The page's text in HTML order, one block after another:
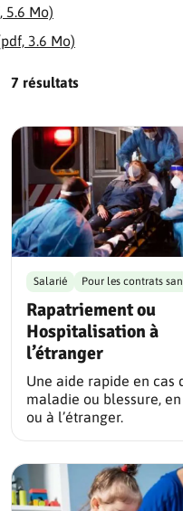
5.6 Mo)
3.6 Mo)
7 résultats
Rapatriement ou
Hospitalisation à
l’étranger
Salarié Pour les contrats
Une aide rapide en cas
maladie ou blessure,
ou à l’étranger.